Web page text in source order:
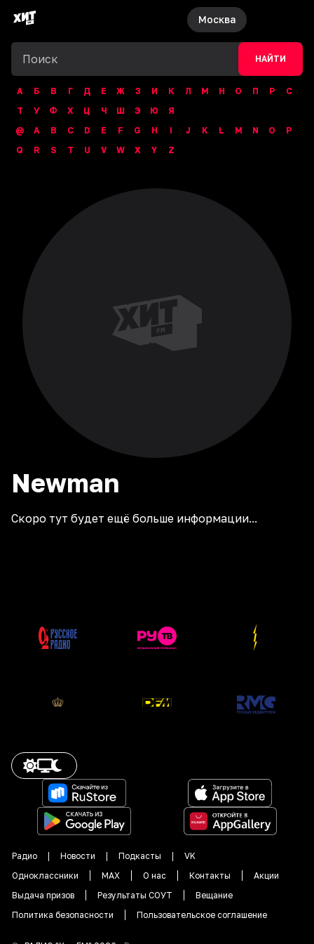
Москва
НАЙТИ
А Б В Г Д Е Ж З И К Л М Н О П Р
С
Т
У Ф Х Ц Ч Ш Э Ю
Я
@
A B C D E F G H I J K L M N O
P
Q
R S T U V W X Y Z
Newman
Скоро тут будет ещё больше информации...
Радио Новости Подкасты
VK
Одноклассники
MAX О нас Контакты
Акции
Выдача призов
Результаты СОУТ
Вещание
Политика безопасности
Пользовательское соглашение